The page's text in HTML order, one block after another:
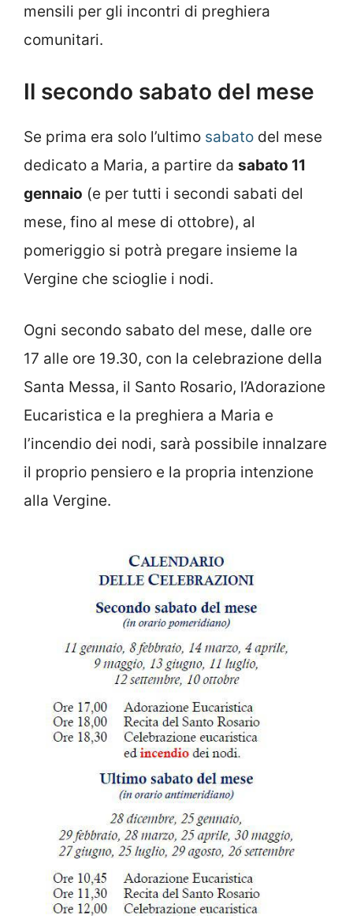
mensili per gli incontri di preghiera
comunitari.
Il secondo sabato del mese
Se prima era solo l’ultimo sabato del mese
dedicato a Maria, a partire da sabato 11
gennaio (e per tutti i secondi sabati del
mese, fino al mese di ottobre), al
pomeriggio si potrà pregare insieme la
Vergine che scioglie i nodi.
Ogni secondo sabato del mese, dalle ore
17 alle ore 19.30, con la celebrazione della
Santa Messa, il Santo Rosario, l’Adorazione
Eucaristica e la preghiera a Maria e
l’incendio dei nodi, sarà possibile innalzare
il proprio pensiero e la propria intenzione
alla Vergine.